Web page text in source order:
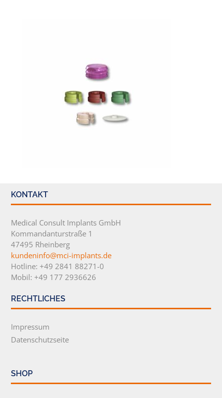
KONTAKT
Medical Consult Implants GmbH
Kommandanturstraße 1
47495 Rheinberg
kundeninfo@mci-implants.de
Hotline: +49 2841 88271-0
Mobil: +49 177 2936626
RECHTLICHES
Impressum
Datenschutzseite
SHOP